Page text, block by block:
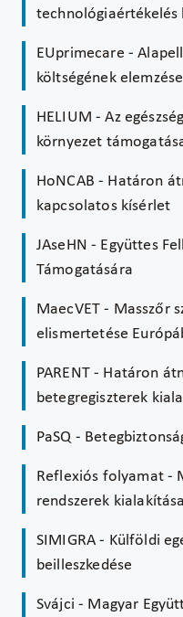
technológiaértékelés
EUprimecare -
költségének elemzése
HELIUM - Az
környezet
HoNCAB - Határon
kapcsolatos kísérlet
JAseHN - Együttes
Támogatására
MaecVET - Masszőr
elismertetése
PARENT - Határon
betegregiszterek
PaSQ -
Reflexiós folyamat -
rendszerek kialakítása
SIMIGRA - Külföldi
beilleszkedése
Svájci - Magyar